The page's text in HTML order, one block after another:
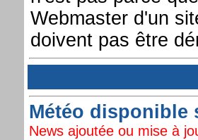
Webmaster d'un
doivent pas être
Météo disponible
News ajoutée ou mise à